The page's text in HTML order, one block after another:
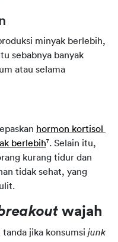
minyak berlebih,
sebabnya banyak
atau selama
hormon kortisol
berlebih⁷. Selain itu,
kurang tidur dan
tidak sehat, yang
wajah
tanda jika konsumsi junk